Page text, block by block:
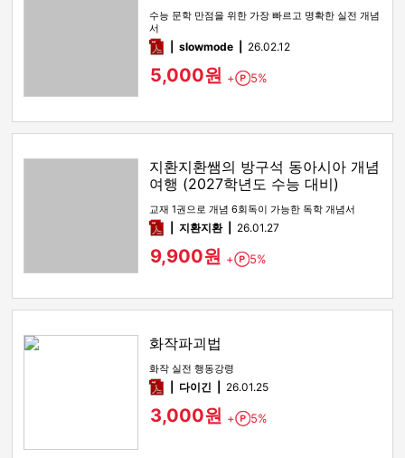
수능 문학 만점을 위한 가장 빠르고 명확한 실전 개념
서
pdfslowmode 26.02.12
5,000원 + Point
5%
지환지환쌤의 방구석 동아시아 개념
여행 (2027학년도 수능 대비)
교재 1권으로 개념 6회독이 가능한 독학 개념서
pdf지환지환 26.01.27
9,900원 + Point
5%
화작파괴법
화작 실전 행동강령
pdf다이긴 26.01.25
3,000원 + Point
5%